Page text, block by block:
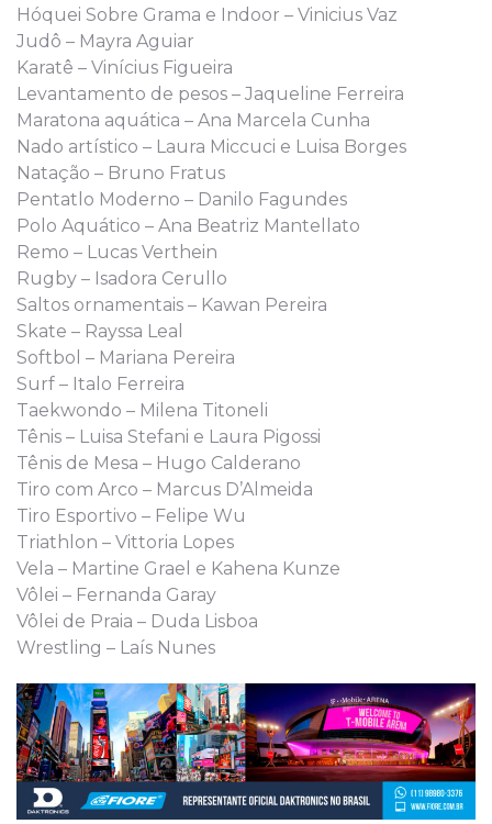
Hóquei Sobre Grama e Indoor – Vinicius Vaz
Judô – Mayra Aguiar
Karatê – Vinícius Figueira
Levantamento de pesos – Jaqueline Ferreira
Maratona aquática – Ana Marcela Cunha
Nado artístico – Laura Miccuci e Luisa Borges
Natação – Bruno Fratus
Pentatlo Moderno – Danilo Fagundes
Polo Aquático – Ana Beatriz Mantellato
Remo – Lucas Verthein
Rugby – Isadora Cerullo
Saltos ornamentais – Kawan Pereira
Skate – Rayssa Leal
Softbol – Mariana Pereira
Surf – Italo Ferreira
Taekwondo – Milena Titoneli
Tênis – Luisa Stefani e Laura Pigossi
Tênis de Mesa – Hugo Calderano
Tiro com Arco – Marcus D’Almeida
Tiro Esportivo – Felipe Wu
Triathlon – Vittoria Lopes
Vela – Martine Grael e Kahena Kunze
Vôlei – Fernanda Garay
Vôlei de Praia – Duda Lisboa
Wrestling – Laís Nunes